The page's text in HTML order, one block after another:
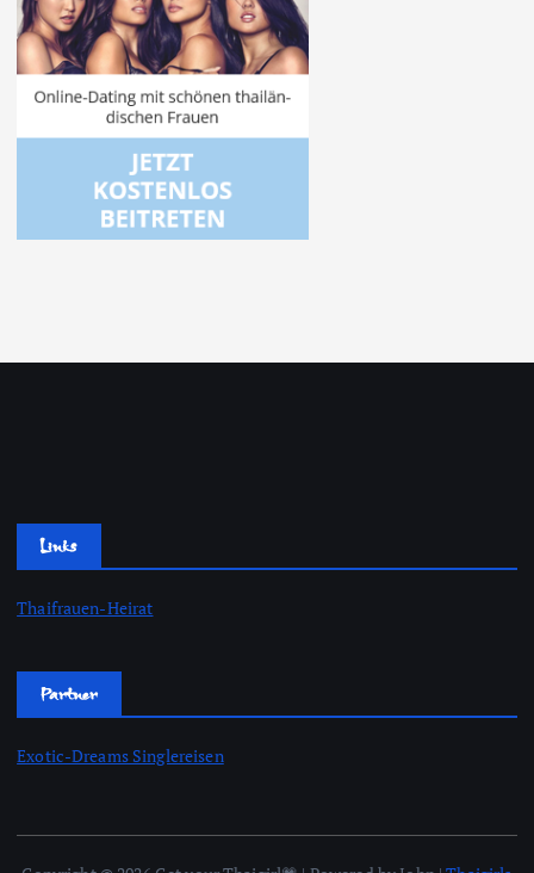
Links
Thaifrauen-Heirat
Partner
Exotic-Dreams Singlereisen